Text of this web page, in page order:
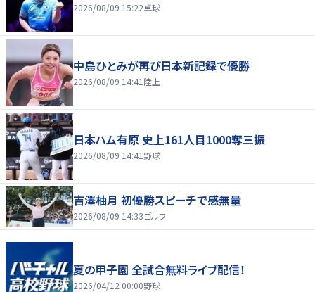
2026/08/09 15:22卓球
中島ひとみが再び日本新記録で優勝
2026/08/09 14:41 陸上
日本ハム有原 史上161人目1000奪三振
2026/08/09 14:41 野球
吉澤柚月 初優勝スピーチで感無量
2026/08/09 14:33ゴルフ
夏の甲子園 全試合無料ライブ配信！
2026/04/12 00:00野球